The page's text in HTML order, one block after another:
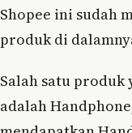
Shopee ini sudah
produk di
Salah satu produk
adalah